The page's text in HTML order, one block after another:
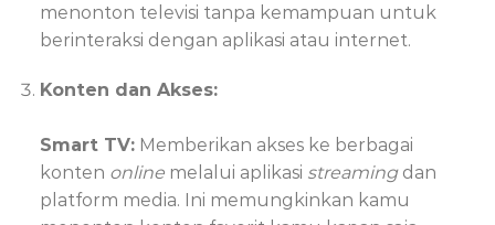
menonton televisi tanpa kemampuan untuk
berinteraksi dengan aplikasi atau internet.
Konten dan Akses:
Smart TV:Memberikan akses ke berbagai
konten onlinemelalui aplikasi streamingdan
platform media. Ini memungkinkan kamu